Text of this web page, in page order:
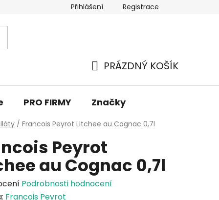
Přihlášení Registrace
KOŠÍK
PRÁZDNÝ KOŠÍK
PRO FIRMY Značky
/ Francois Peyrot Litchee au Cognac 0,7l
Peyrot
au Cognac 0,7l
Podrobnosti hodnocení
Francois Peyrot